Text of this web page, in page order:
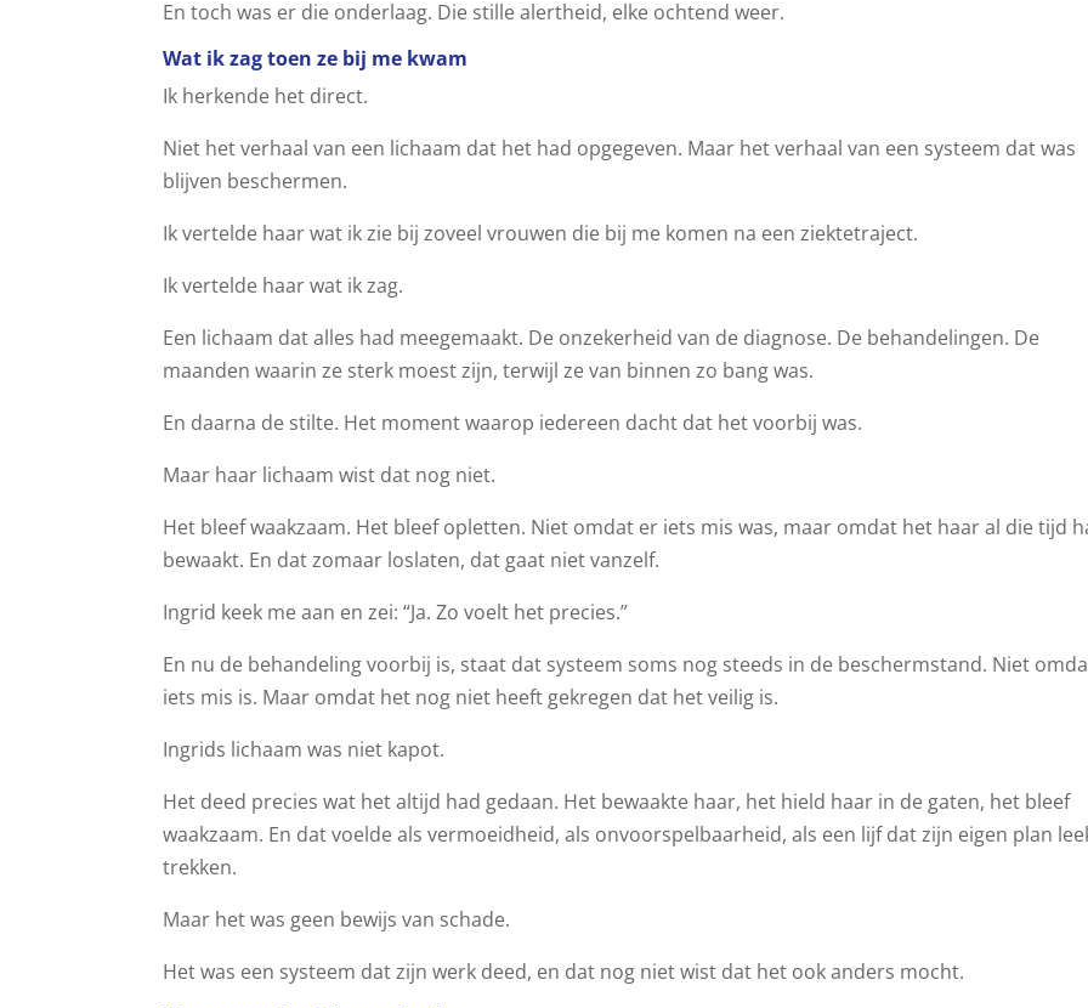
En toch was er die onderlaag. Die stille alertheid, elke ochtend weer.
Wat ik zag toen ze bij me kwam
Ik herkende het direct.
Niet het verhaal van een lichaam dat het had opgegeven. Maar het verhaal van een systeem dat was
blijven beschermen.
Ik vertelde haar wat ik zie bij zoveel vrouwen die bij me komen na een ziektetraject.
Ik vertelde haar wat ik zag.
Een lichaam dat alles had meegemaakt. De onzekerheid van de diagnose. De behandelingen. De
maanden waarin ze sterk moest zijn, terwijl ze van binnen zo bang was.
En daarna de stilte. Het moment waarop iedereen dacht dat het voorbij was.
Maar haar lichaam wist dat nog niet.
Het bleef waakzaam. Het bleef opletten. Niet omdat er iets mis was, maar omdat het haar al die tijd
bewaakt. En dat zomaar loslaten, dat gaat niet vanzelf.
Ingrid keek me aan en zei: “Ja. Zo voelt het precies.”
En nu de behandeling voorbij is, staat dat systeem soms nog steeds in de beschermstand. Niet
iets mis is. Maar omdat het nog niet heeft gekregen dat het veilig is.
Ingrids lichaam was niet kapot.
Het deed precies wat het altijd had gedaan. Het bewaakte haar, het hield haar in de gaten, het bleef
waakzaam. En dat voelde als vermoeidheid, als onvoorspelbaarheid, als een lijf dat zijn eigen plan
trekken.
Maar het was geen bewijs van schade.
Het was een systeem dat zijn werk deed, en dat nog niet wist dat het ook anders mocht.